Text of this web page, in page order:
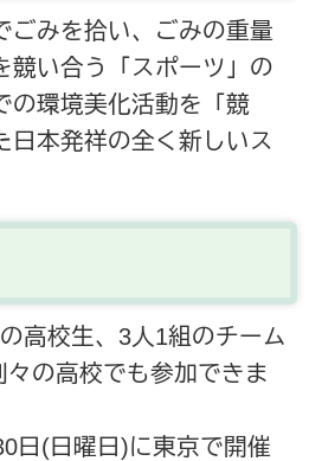
ごみを拾い、ごみの重量
競い合う「スポーツ」の
の環境美化活動を「競
日本発祥の全く新しいス
高校生、3人1組のチーム
々の高校でも参加できま
日(日曜日)に東京で開催